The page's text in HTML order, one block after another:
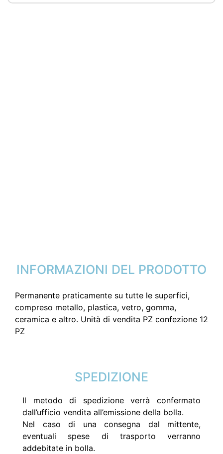
INFORMAZIONI DEL PRODOTTO
Permanente praticamente su tutte le superfici,
compreso metallo, plastica, vetro, gomma,
ceramica e altro. Unità di vendita PZ confezione 12
PZ
SPEDIZIONE
Il metodo di spedizione verrà confermato
dall’ufficio vendita all’emissione della bolla.
Nel caso di una consegna dal mittente,
eventuali spese di trasporto verranno
addebitate in bolla.